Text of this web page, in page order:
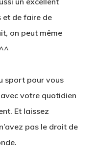
et de faire de
on peut même
sport pour vous
votre quotidien
Et laissez
pas le droit de